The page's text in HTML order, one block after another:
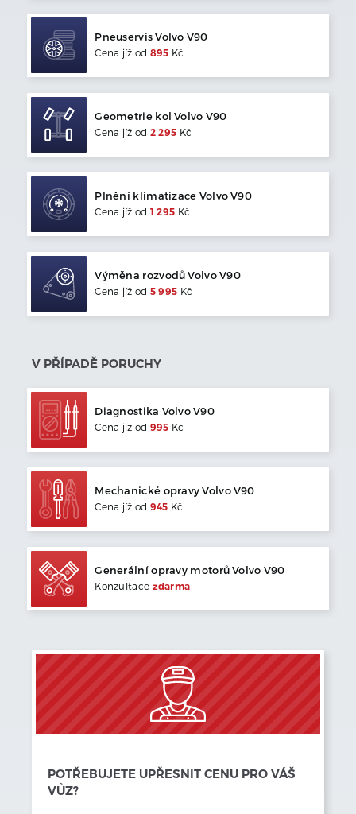
Pneuservis Volvo V90
Cena jíž od 895 Kč
Geometrie kol Volvo V90
Cena jíž od 2 295 Kč
Plnění klimatizace VolvoV90
Cena jíž od 1 295 Kč
Výměna rozvodů VolvoV90
Cena jíž od 5 995 Kč
V PŘÍPADĚ PORUCHY
Diagnostika VolvoV90
Cena jíž od 995 Kč
Mechanické opravy VolvoV90
Cena jíž od 945 Kč
Generální opravy motorůVolvo V90
Konzultace zdarma
POTŘEBUJETE UPŘESNIT CENU PRO VÁŠ
VŮZ?